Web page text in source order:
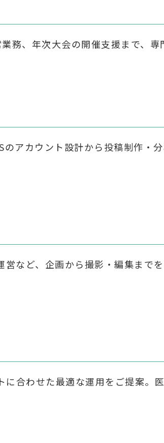
務、年次大会の開催支援まで、専
アカウント設計から投稿制作・
など、企画から撮影・編集まで
合わせた最適な運用をご提案。